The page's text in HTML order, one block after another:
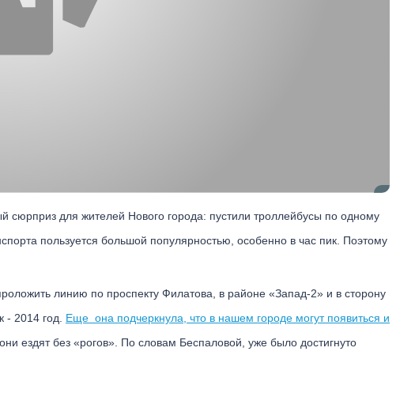
для жителей Нового города: пустили троллейбусы по одному
пользуется большой популярностью, особенно в час пик. Поэтому
линию по проспекту Филатова, в районе «Запад-2» и в сторону
- 2014 год. Еще она подчеркнула, что в нашем городе могут появиться и
ездят без «рогов». По словам Беспаловой, уже было достигнуто